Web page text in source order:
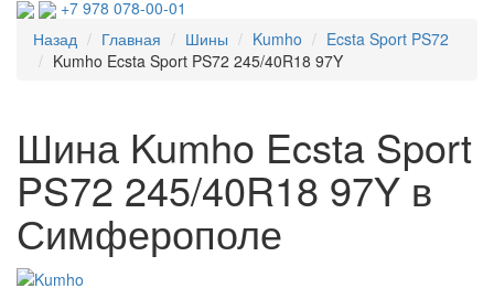
+7 978 078-00-01
Назад
Главная Шины Kumho
Ecsta Sport PS72
Kumho Ecsta Sport PS72 245/40R18 97Y
Шина Kumho Ecsta Sport
PS72 245/40R18 97Y в
Симферополе